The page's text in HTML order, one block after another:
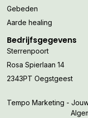
Gebeden
Aarde healing
Bedrijfsgegevens
Sterrenpoort
Rosa Spierlaan 14
2343PT Oegstgeest
Tempo Marketing -